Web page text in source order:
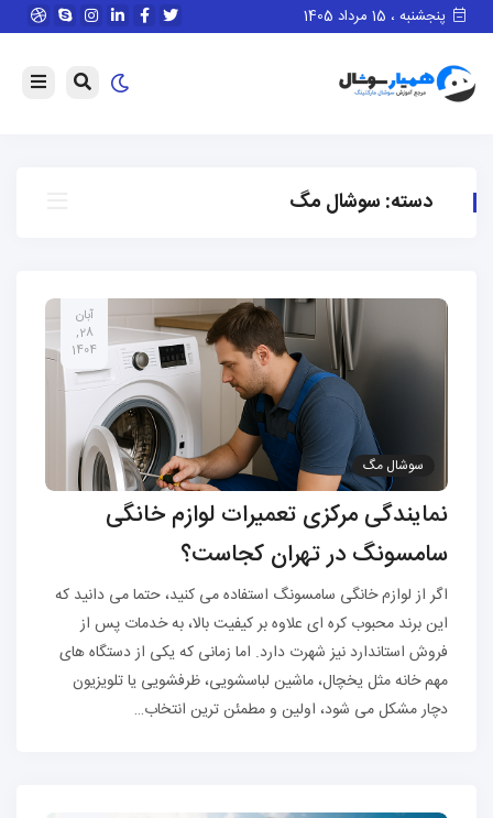
پنجشنبه ، 15 مرداد 1405
دسته: سوشال مگ
آبان
28,
1404
سوشال مگ
نمایندگی مرکزی تعمیرات لوازم خانگی
سامسونگ در تهران کجاست؟
اگر از لوازم خانگی سامسونگ استفاده می کنید، حتما می دانید که
این برند محبوب کره ای علاوه بر کیفیت بالا، به خدمات پس از
فروش استاندارد نیز شهرت دارد. اما زمانی که یکی از دستگاه های
مهم خانه مثل یخچال، ماشین لباسشویی، ظرفشویی یا تلویزیون
دچار مشکل می شود، اولین و مطمئن ترین انتخاب…